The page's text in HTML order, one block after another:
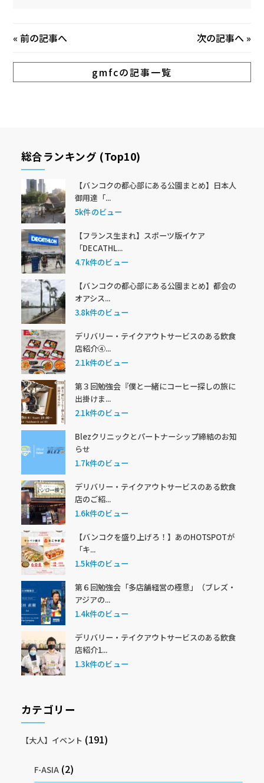
«前の記事へ 次の記事へ »
gmfcの記事一覧
総合ランキング (Top10)
【バンコクの都心部にある公園まとめ】日本人
御用達「...
5k件のビュー
【フランス生まれ】スポーツ版イケア
「DECATHL...
4.7k件のビュー
【バンコクの都心部にある公園まとめ】都会の
オアシス...
3.8k件のビュー
デリバリー・テイクアウトサービスのある飲食
店紹介④...
2.1k件のビュー
第３回勉強会『僕と一緒にコーヒー探しの旅に
出掛けま...
2.1k件のビュー
Blezクリニックとパートナーシップ締結のお知
らせ
1.7k件のビュー
デリバリー・テイクアウトサービスのある飲食
店のご紹...
1.6k件のビュー
【バンコクを盛り上げろ！】あのHOTSPOTが
「キ...
1.5k件のビュー
第６回勉強会「多店舗経営の極意」（ブレズ・
アジアの...
1.4k件のビュー
デリバリー・テイクアウトサービスのある飲食
店紹介1...
1.3k件のビュー
カテゴリー
【大人】イベント (191)
F-ASIA (2)